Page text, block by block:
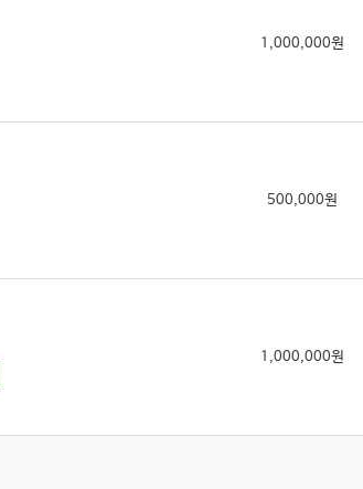
1,000,000원
500,000원
1,000,000원